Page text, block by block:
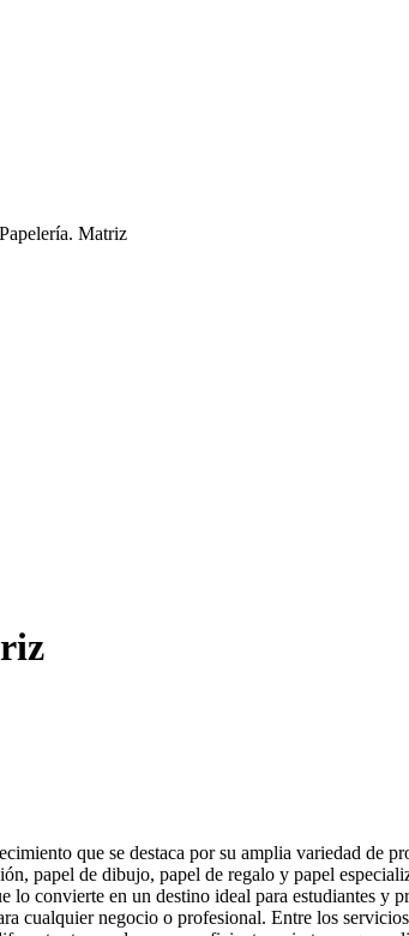
Matriz
que se destaca por su amplia variedad de
papel de dibujo, papel de regalo y papel
lo convierte en un destino ideal para estudiantes y
cualquier negocio o profesional. Entre los